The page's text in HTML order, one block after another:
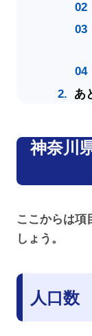
あ
神奈川
ここからは項
しょう。
人口数